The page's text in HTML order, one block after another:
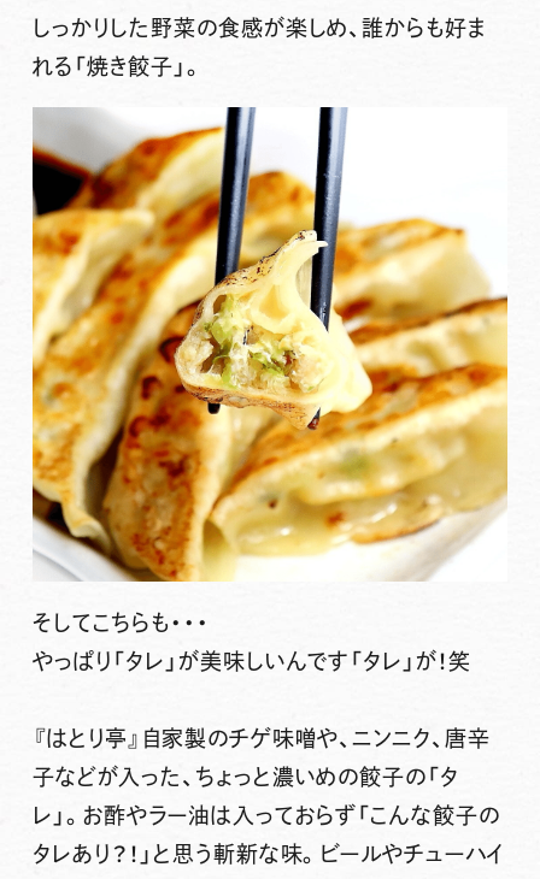
しっかりした野菜の食感が楽しめ、誰からも好ま
れる「焼き餃子」。
そしてこちらも・・・
やっぱり「タレ」が美味しいんです「タレ」が！笑
『はとり亭』自家製のチゲ味噌や、ニンニク、唐辛
子などが入った、ちょっと濃いめの餃子の「タ
レ」 。お酢やラー油は入っておらず「こんな餃子の
タレあり？！」と思う斬新な味。ビールやチューハイ